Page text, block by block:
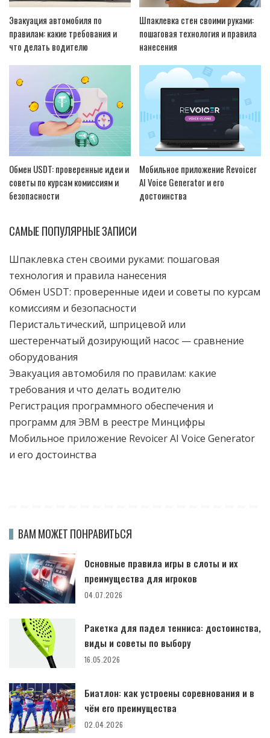
Эвакуация автомобиля по
правилам: какие требования и
что делать водителю
Шпаклевка стен своими руками:
пошаговая технология и правила
нанесения
Обмен USDT: проверенные идеи и
советы по курсам комиссиям и
безопасности
Мобильное приложение Revoicer
AI Voice Generator и его
достоинства
САМЫЕ ПОПУЛЯРНЫЕ ЗАПИСИ
Шпаклевка стен своими руками: пошаговая
технология и правила нанесения
Обмен USDT: проверенные идеи и советы по курсам
комиссиям и безопасности
Перистальтический, шприцевой или
шестеренчатый дозирующий насос — сравнение
оборудования
Эвакуация автомобиля по правилам: какие
требования и что делать водителю
Регистрация программного обеспечения и
программ для ЭВМ в реестре Минцифры
Мобильное приложение Revoicer AI Voice Generator
и его достоинства
ВАМ МОЖЕТ ПОНРАВИТЬСЯ
Основные правила игры в слоты и их
преимущества для игроков
04.07.2026
Ракетка для падел тенниса: достоинства,
виды и советы по выбору
16.05.2026
Биатлон: как устроены соревнования и в
чём его преимущества
02.04.2026